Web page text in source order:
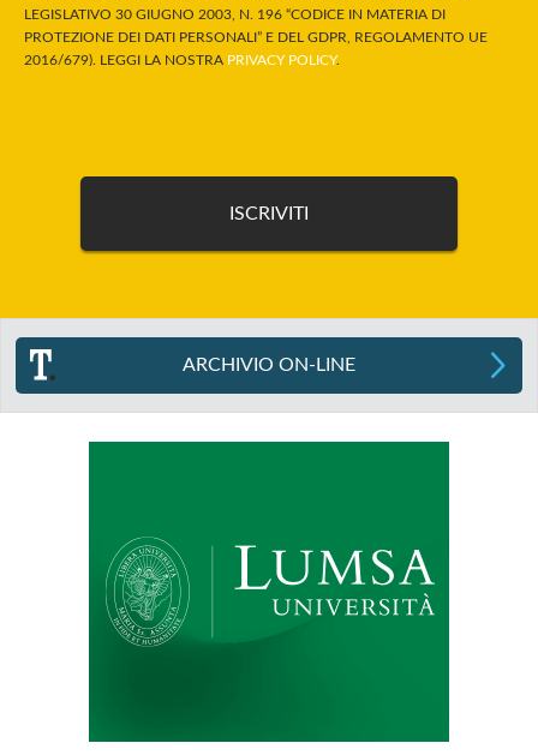
LEGISLATIVO 30 GIUGNO 2003, N. 196 “CODICE IN MATERIA DI
PROTEZIONE DEI DATI PERSONALI” E DEL GDPR, REGOLAMENTO UE
2016/679). LEGGI LA NOSTRA PRIVACY POLICY.
ARCHIVIO ON-LINE